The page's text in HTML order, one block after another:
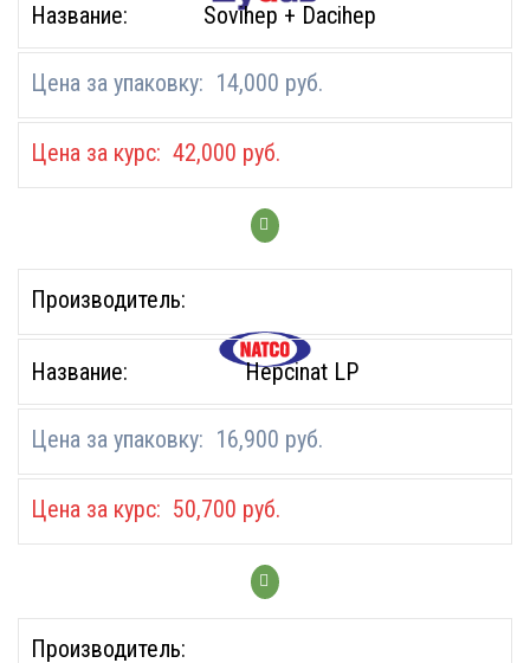
Sovihep + Dacihep
14,000 руб.
42,000 руб.
Hepcinat LP
16,900 руб.
50,700 руб.